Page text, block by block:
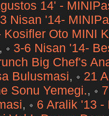
14' -
Nisan '14-
Oto MINI
,
3-6 Nisan '14-
Big Chef's
Bulusmasi,
21
Sonu Yemegi.,
,
6 Aralik '13 -